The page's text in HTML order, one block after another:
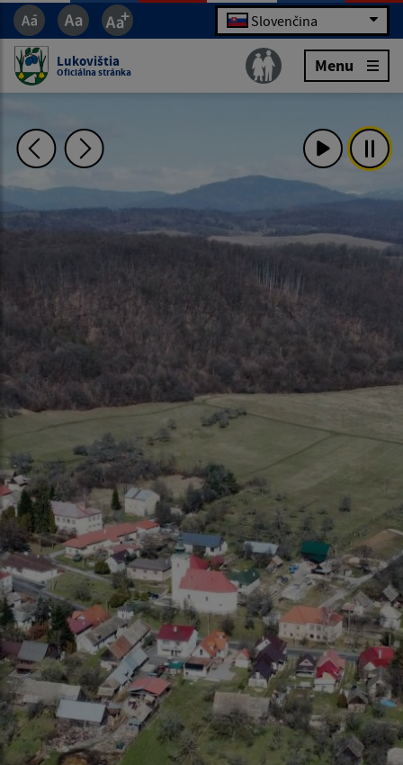
Slovenčina
Lukovištia
Oficiálna stránka Menu